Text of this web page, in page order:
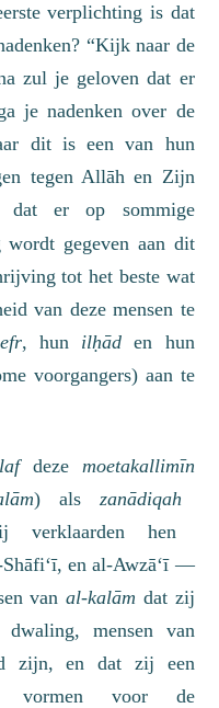
verplichting is dat
“Kijk naar de
zul je geloven dat er
je nadenken over de
dit is een van hun
tegen Allāh en Zijn
dat er op sommige
wordt gegeven aan dit
tot het beste wat
van deze mensen te
, hun ilḥād en hun
voorgangers) aan te
deze moetakallimīn
) als zanādiqah
hen
‘ī, en al-Awzā‘ī —
vanal-kalām dat zij
dwaling, mensen van
zijn, en dat zij een
vormen voor de